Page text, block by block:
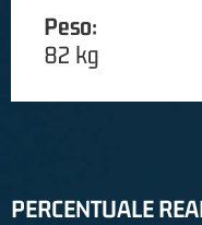
Peso:
82 kg
PERCENTUALE